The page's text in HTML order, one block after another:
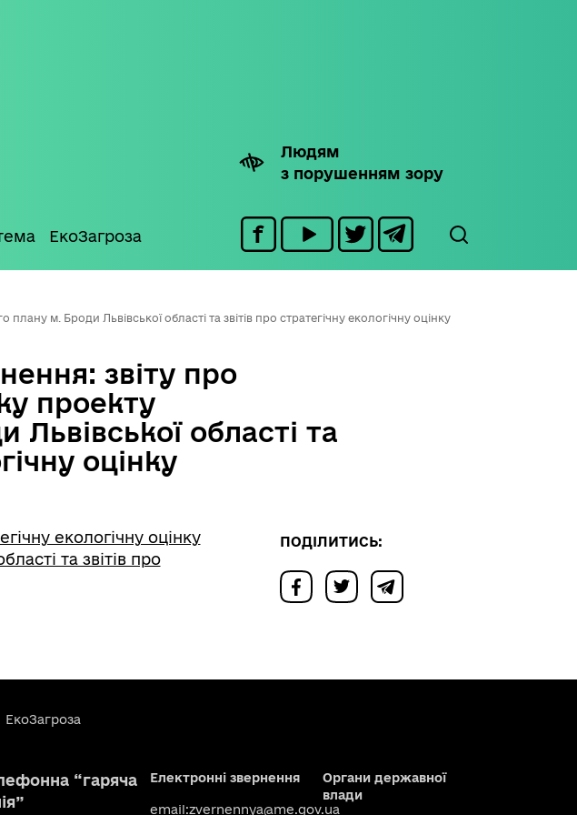
Людям
з порушенням зору
ЕкоЗагроза
м. Броди Львівської області та звітів про стратегічну екологічну оцінку
звіту про
проекту
області та
оцінку
екологічну оцінку
та звітів про
ПОДІЛИТИСЬ:
ЕкоЗагроза
“гаряча
Електронні звернення
email:zvernennya@me.gov.ua
Органи державної
влади